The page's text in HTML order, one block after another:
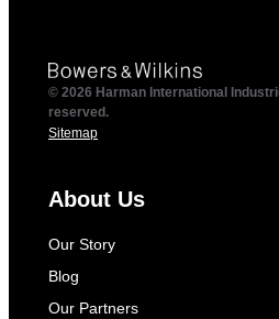
© 2026 Harman International
reserved.
Sitemap
About Us
Our Story
Blog
Our Partners